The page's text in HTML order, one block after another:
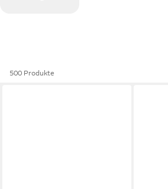
500 Produkte